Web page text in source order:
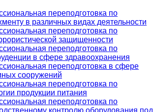
переподготовка по
в различных видах деятельности
переподготовка по
защищенности
переподготовка по
в сфере здравоохранения
переподготовка в сфере
сооружений
переподготовка по
продукции питания
переподготовка по
контролю оборудования под